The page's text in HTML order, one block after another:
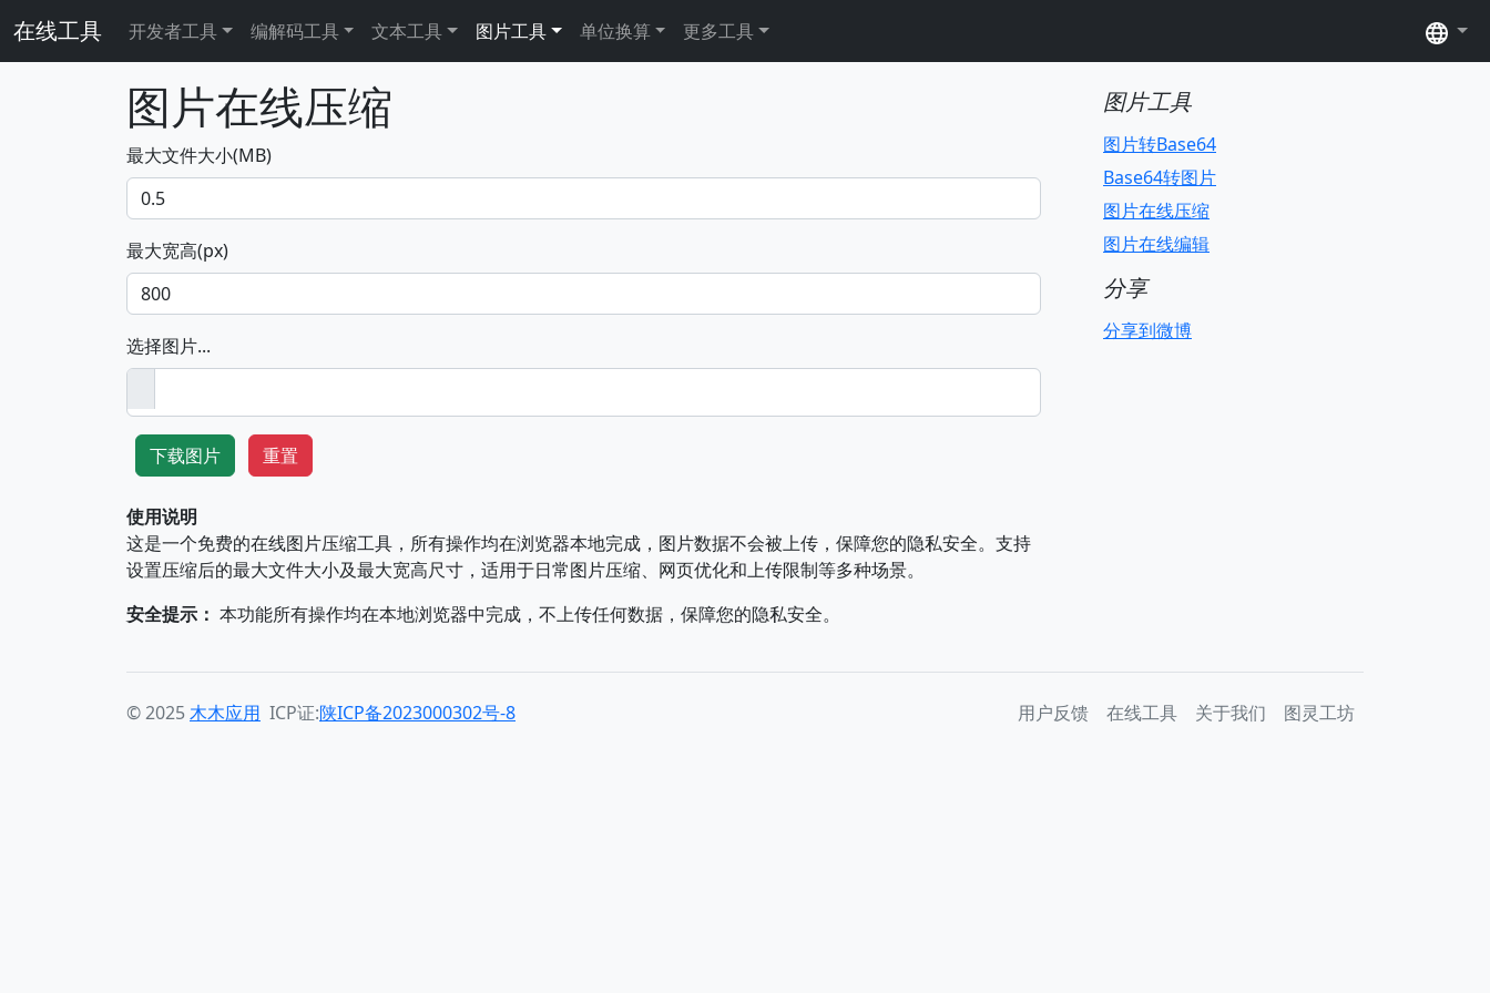
在线工具 开发者工具 编解码工具 文本工具 图片工具 单位换算 更多工具 语
图片在线压缩
最大文件大小(MB)
最大宽高(px)
选择图片...
下载图片 重置
使用说明
这是一个免费的在线图片压缩工具，所有操作均在浏览器本地完成，图片数据不会被上传，保障您的隐私安全。支持
设置压缩后的最大文件大小及最大宽高尺寸，适用于日常图片压缩、网页优化和上传限制等多种场景。
安全提示： 本功能所有操作均在本地浏览器中完成，不上传任何数据，保障您的隐私安全。
图片工具
图片转Base64
Base64转图片
图片在线压缩
图片在线编辑
分享
分享到微博
© 2025木木应用 ICP证:陕ICP备2023000302号-8 用户反馈 在线工具 关于我们 图灵工坊